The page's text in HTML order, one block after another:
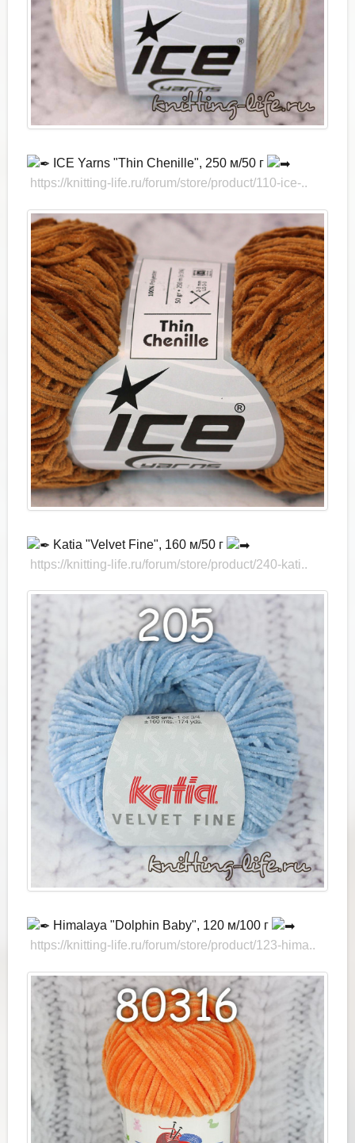
ICE Yarns "Thin Chenille", 250 м/50 г
https://knitting-life.ru/forum/store/product/110-ice-..
Katia "Velvet Fine", 160 м/50 г
https://knitting-life.ru/forum/store/product/240-kati..
Himalaya "Dolphin Baby", 120 м/100 г
https://knitting-life.ru/forum/store/product/123-hima..